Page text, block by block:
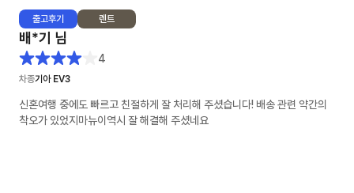
출고후기 렌트
배*기 님
4
차종기아 EV3
신혼여행 중에도 빠르고 친절하게 잘 처리해 주셨습니다! 배송 관련 약간의
착오가 있었지마뉴이역시 잘 해결해 주셨네요